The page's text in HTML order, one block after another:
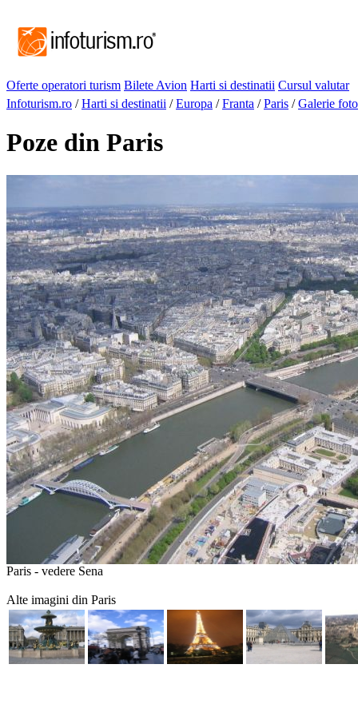
Oferte operatori turism Bilete Avion Harti si destinatii Cursul valutar
Infoturism.ro /Harti si destinatii /Europa /Franta /Paris /Galerie foto
Poze din Paris
Paris - vedere Sena
Alte imagini din Paris